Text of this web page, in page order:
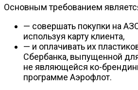
Основным требованием
— совершать покупки на
используя карту клиента,
— и оплачивать их
Сбербанка, выпущенной
не являющейся ко-
программе Аэрофлот.